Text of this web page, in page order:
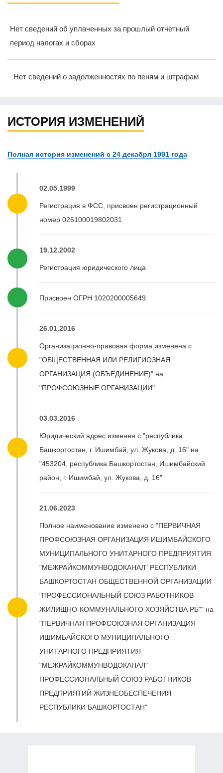
Нет сведений об уплаченных за прошлый отчетный
период налогах и сборах
Нет сведений о задолженностях по пеням и штрафам
ИСТОРИЯ ИЗМЕНЕНИЙ
Полная история изменений с 24 декабря 1991 года
02.05.1999
Регистрация в ФСС, присвоен регистрационный
номер 026100019802031
19.12.2002
Регистрация юридического лица
Присвоен ОГРН 1020200005649
26.01.2016
Организационно-правовая форма изменена с
"ОБЩЕСТВЕННАЯ ИЛИ РЕЛИГИОЗНАЯ
ОРГАНИЗАЦИЯ (ОБЪЕДИНЕНИЕ)" на
"ПРОФСОЮЗНЫЕ ОРГАНИЗАЦИИ"
03.03.2016
Юридический адрес изменен с "республика
Башкортостан, г. Ишимбай, ул. Жукова, д. 16" на
"453204, республика Башкортостан, Ишимбайский
район, г. Ишимбай, ул. Жукова, д. 16"
21.06.2023
Полное наименование изменено с "ПЕРВИЧНАЯ
ПРОФСОЮЗНАЯ ОРГАНИЗАЦИЯ ИШИМБАЙСКОГО
МУНИЦИПАЛЬНОГО УНИТАРНОГО ПРЕДПРИЯТИЯ
"МЕЖРАЙКОММУНВОДОКАНАЛ" РЕСПУБЛИКИ
БАШКОРТОСТАН ОБЩЕСТВЕННОЙ ОРГАНИЗАЦИИ
"ПРОФЕССИОНАЛЬНЫЙ СОЮЗ РАБОТНИКОВ
ЖИЛИЩНО-КОММУНАЛЬНОГО ХОЗЯЙСТВА РБ"" на
"ПЕРВИЧНАЯ ПРОФСОЮЗНАЯ ОРГАНИЗАЦИЯ
ИШИМБАЙСКОГО МУНИЦИПАЛЬНОГО
УНИТАРНОГО ПРЕДПРИЯТИЯ
"МЕЖРАЙКОММУНВОДОКАНАЛ"
ПРОФЕССИОНАЛЬНЫЙ СОЮЗ РАБОТНИКОВ
ПРЕДПРИЯТИЙ ЖИЗНЕОБЕСПЕЧЕНИЯ
РЕСПУБЛИКИ БАШКОРТОСТАН"